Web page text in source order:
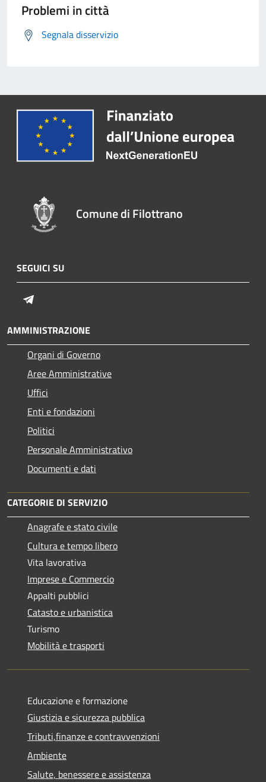
Problemi in città
Segnala disservizio
Comune di Filottrano
SEGUICI SU
AMMINISTRAZIONE
Organi di Governo
Aree Amministrative
Uffici
Enti e fondazioni
Politici
Personale Amministrativo
Documenti e dati
CATEGORIE DI SERVIZIO
Anagrafe e stato civile
Cultura e tempo libero
Vita lavorativa
Imprese e Commercio
Appalti pubblici
Catasto e urbanistica
Turismo
Mobilità e trasporti
Educazione e formazione
Giustizia e sicurezza pubblica
Tributi,finanze e contravvenzioni
Ambiente
Salute, benessere e assistenza